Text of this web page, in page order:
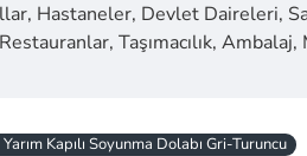
Hastaneler, Devlet Daireleri,
Taşımacılık,
Kapılı Soyunma Dolabı Gri-Turuncu